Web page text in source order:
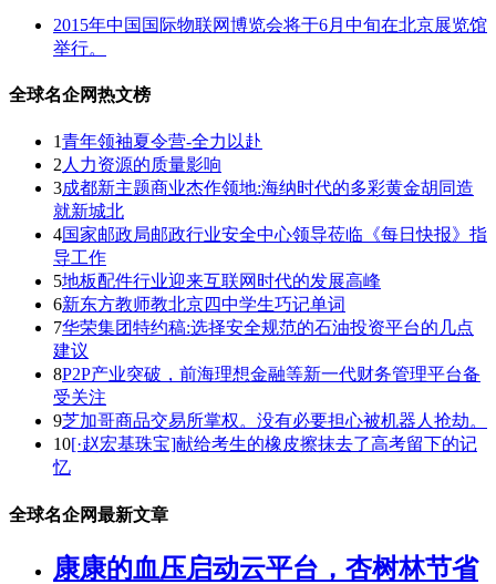
2015年中国国际物联网博览会将于6月中旬在北京展览馆
举行。
全球名企网热文榜
1青年领袖夏令营-全力以赴
2人力资源的质量影响
3成都新主题商业杰作领地:海纳时代的多彩黄金胡同造
就新城北
4国家邮政局邮政行业安全中心领导莅临《每日快报》指
导工作
5地板配件行业迎来互联网时代的发展高峰
6新东方教师教北京四中学生巧记单词
7华荣集团特约稿:选择安全规范的石油投资平台的几点
建议
8P2P产业突破，前海理想金融等新一代财务管理平台备
受关注
9芝加哥商品交易所掌权。没有必要担心被机器人抢劫。
10[·赵宏基珠宝]献给考生的橡皮擦抹去了高考留下的记
忆
全球名企网最新文章
康康的血压启动云平台，杏树林节省